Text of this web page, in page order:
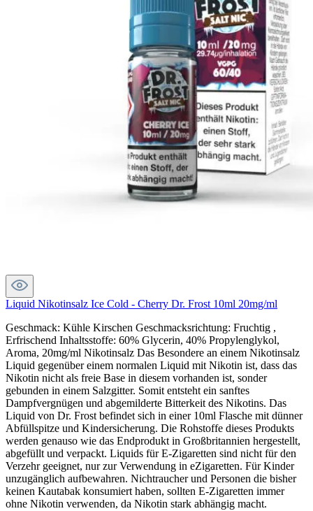
Liquid Nikotinsalz Ice Cold - Cherry Dr. Frost 10ml 20mg/ml
Geschmack: Kühle Kirschen Geschmacksrichtung: Fruchtig ,
Erfrischend Inhaltsstoffe: 60% Glycerin, 40% Propylenglykol,
Aroma, 20mg/ml Nikotinsalz Das Besondere an einem Nikotinsalz
Liquid gegenüber einem normalen Liquid mit Nikotin ist, dass das
Nikotin nicht als freie Base in diesem vorhanden ist, sonder
gebunden in einem Salzgitter. Somit entsteht ein sanftes
Dampfvergnügen und abgemilderte Bitterkeit des Nikotins. Das
Liquid von Dr. Frost befindet sich in einer 10ml Flasche mit dünner
Abfüllspitze und Kindersicherung. Die Rohstoffe dieses Produkts
werden genauso wie das Endprodukt in Großbritannien hergestellt,
abgefüllt und verpackt. Liquids für E-Zigaretten sind nicht für den
Verzehr geeignet, nur zur Verwendung in eZigaretten. Für Kinder
unzugänglich aufbewahren. Nichtraucher und Personen die bisher
keinen Kautabak konsumiert haben, sollten E-Zigaretten immer
ohne Nikotin verwenden, da Nikotin stark abhängig macht.